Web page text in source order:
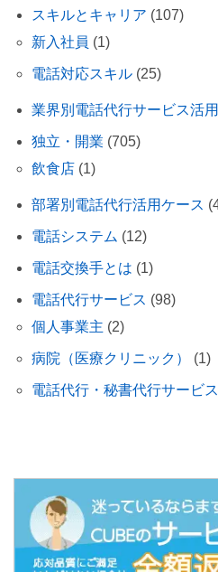
スキルとキャリア (107)
新入社員 (1)
電話対応スキル (25)
業界別電話代行サービス活
独立・開業 (705)
飲食店 (1)
部署別電話代行活用ケース
電話システム (12)
電話交換手とは (1)
電話代行サービス (98)
個人事業主 (2)
病院（医療クリニック） (1)
電話代行・秘書代行サービ